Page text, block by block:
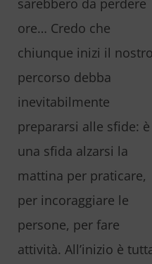
ore… Credo che
chiunque inizi il nostro
percorso debba
inevitabilmente
prepararsi alle sfide: è
una sfida alzarsi la
mattina per praticare,
per incoraggiare le
persone, per fare
attività. All’inizio è